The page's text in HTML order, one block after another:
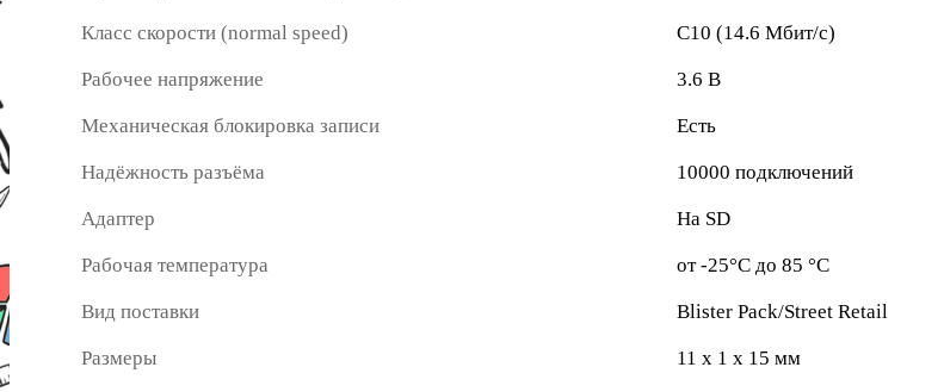
Класс скорости (normal speed) C10 (14.6 Мбит/с)
Рабочее напряжение 3.6 В
Механическая блокировка записи Есть
Надёжность разъёма 10000 подключений
Адаптер На SD
Рабочая температура от -25°C до 85 °C
Вид поставки Blister Pack/Street Retail
Размеры 11 x 1 x 15 мм